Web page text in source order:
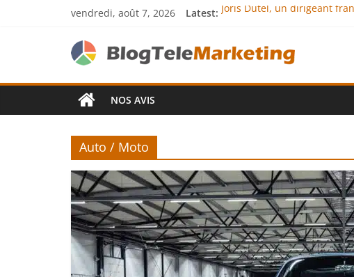
vendredi, août 7, 2026 Latest: Joris Dutel, un dirigeant
JCA Academy :
Denis Bouclon : la
NOS AVIS
Auto / Moto